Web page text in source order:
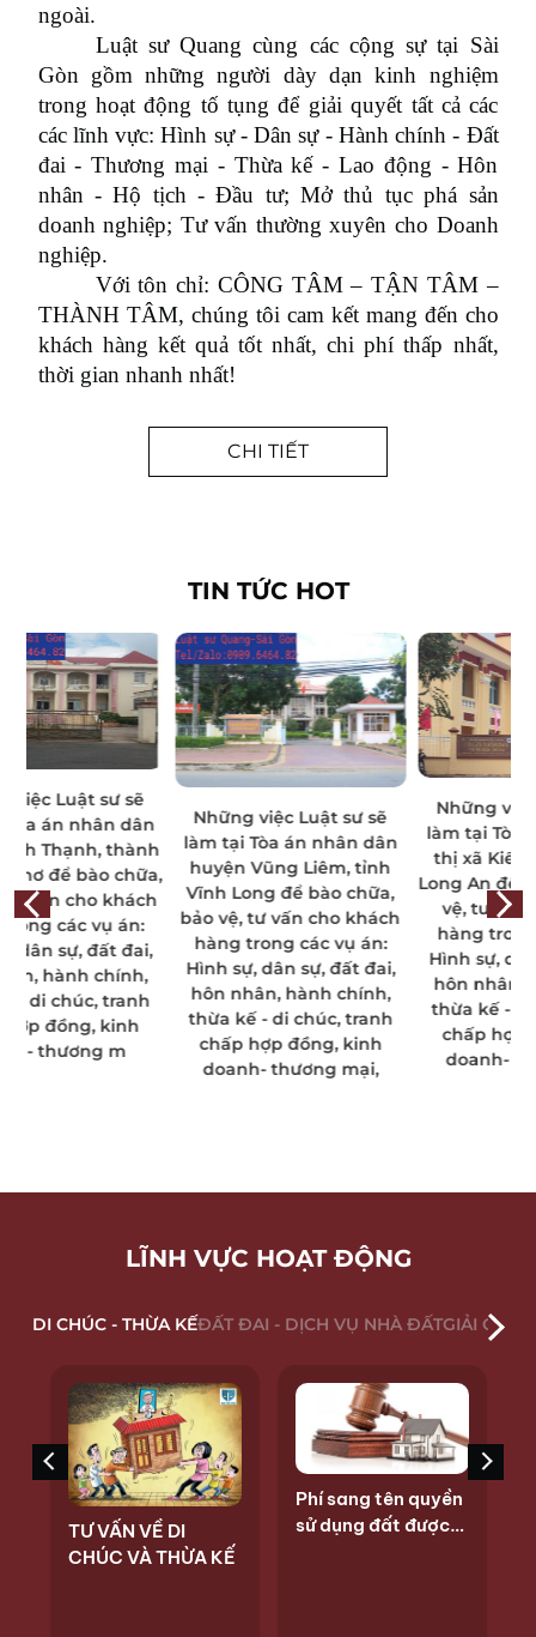
ngoài.
Luật sư Quang cùng các cộng sự tại Sài
Gòn gồm những người dày dạn kinh nghiệm
trong hoạt động tố tụng để giải quyết tất cả các
các lĩnh vực: Hình sự - Dân sự - Hành chính - Đất
đai - Thương mại - Thừa kế - Lao động - Hôn
nhân - Hộ tịch - Đầu tư; Mở thủ tục phá sản
doanh nghiệp; Tư vấn thường xuyên cho Doanh
nghiệp.
Với tôn chỉ: CÔNG TÂM – TẬN TÂM –
THÀNH TÂM, chúng tôi cam kết mang đến cho
khách hàng kết quả tốt nhất, chi phí thấp nhất,
thời gian nhanh nhất!
CHI TIẾT
TIN TỨC HOT
Những việc Luật sư sẽ
làm tại Tòa án nhân dân
huyện Vũng Liêm, tỉnh
Vĩnh Long để bào chữa,
bảo vệ, tư vấn cho khách
hàng trong các vụ án:
Hình sự, dân sự, đất đai,
hôn nhân, hành chính,
thừa kế - di chúc, tranh
chấp hợp đồng, kinh
doanh- thương mại,
Những việc Luật sư sẽ
làm tại Tòa án nhân dân
thị xã Kiến Tường, tỉnh
Long An để bào chữa, bảo
vệ, tư vấn cho khách
hàng trong các vụ án:
Hình sự, dân sự, đất đai,
hôn nhân, hành chính,
thừa kế - di chúc, tranh
chấp hợp đồng, kinh
doanh- thương mại,
LĨNH VỰC HOẠT ĐỘNG
DI CHÚC - THỪA KẾĐẤT ĐAI - DỊCH VỤ NHÀ ĐẤTGIẢI
TƯ VẤN VỀ DI
CHÚC VÀ THỪA KẾ
Phí sang tên quyền
sử dụng đất được